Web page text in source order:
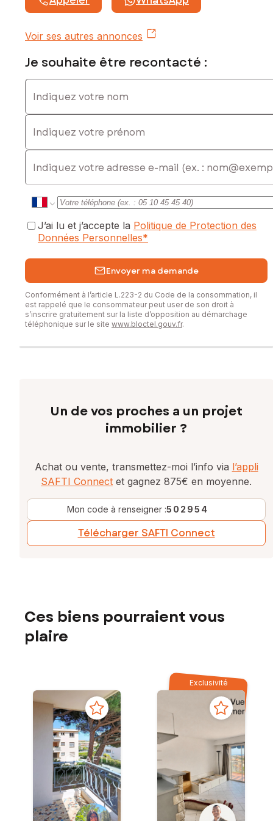
Voir ses autres annonces
Je souhaite être recontacté :
Indiquez votre nom
Indiquez votre prénom
E-mail
J’ai lu et j’accepte la Politique de Protection des
Données Personnelles*
Envoyer ma demande
Conformément à l’article L.223-2 du Code de la consommation, il
est rappelé que le consommateur peut user de son droit à
s’inscrire gratuitement sur la liste d’opposition au démarchage
téléphonique sur le site www.bloctel.gouv.fr.
Un de vos proches a un projet
immobilier ?
Achat ou vente, transmettez-moi l’info via l’appli
SAFTI Connect et gagnez 875€ en moyenne.
Mon code à renseigner :502954
Télécharger SAFTI Connect
Ces biens pourraient vous
plaire
Exclusivité